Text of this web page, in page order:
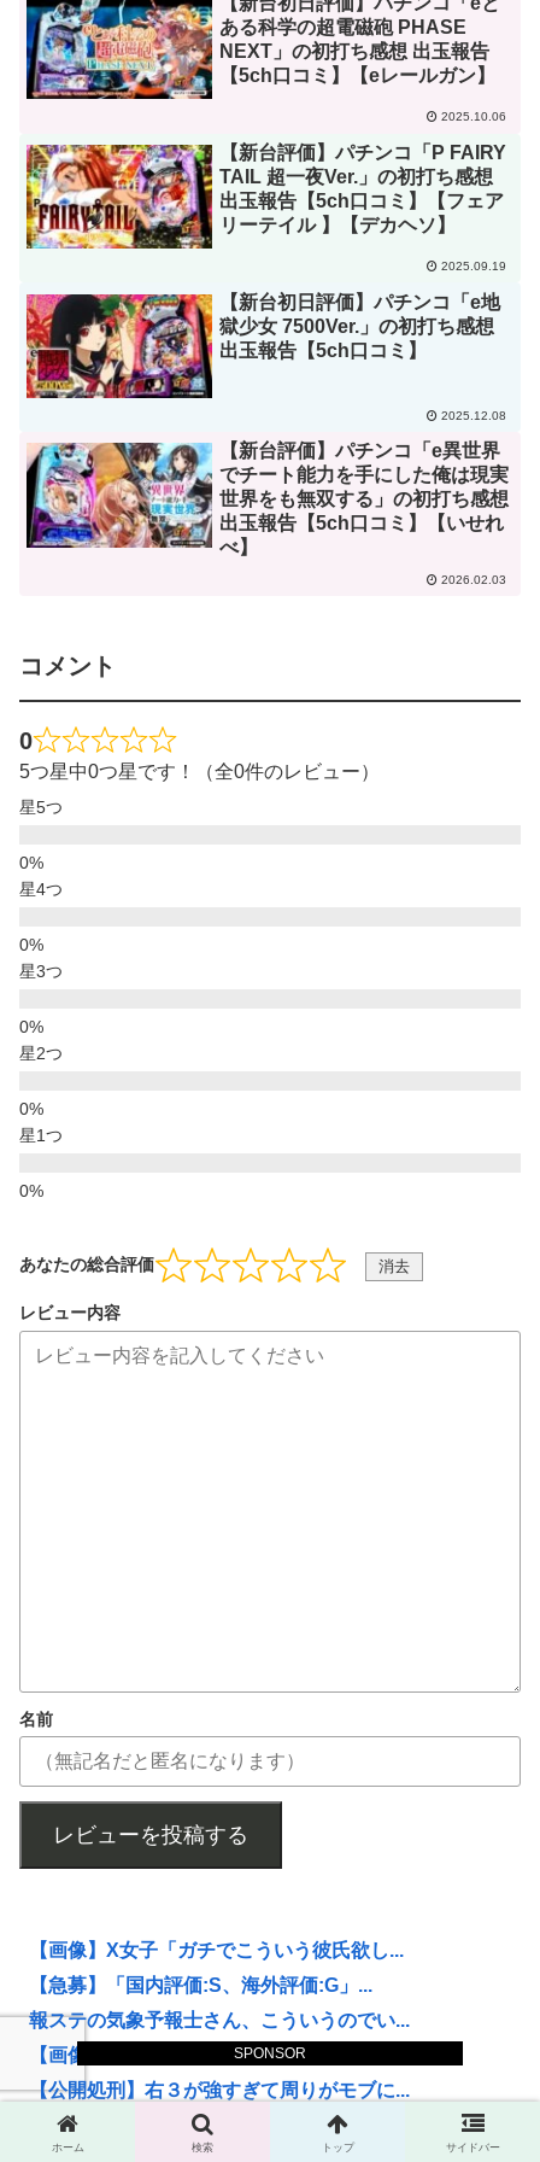
SPONSOR
ある科学の超電磁砲 PHASE
NEXT」の初打ち感想 出玉報告
【5ch口コミ】【eレールガン】
2025.10.06
【新台評価】パチンコ「P FAIRY
TAIL 超一夜Ver.」の初打ち感想
出玉報告【5ch口コミ】【フェア
リーテイル 】【デカヘソ】
2025.09.19
【新台初日評価】パチンコ「e地
獄少女 7500Ver.」の初打ち感想
出玉報告【5ch口コミ】
2025.12.08
【新台評価】パチンコ「e異世界
でチート能力を手にした俺は現実
世界をも無双する」の初打ち感想
出玉報告【5ch口コミ】【いせれ
べ】
2026.02.03
コメント
0
5つ星中0つ星です！（全0件のレビュー）
星5つ
星4つ
星3つ
星2つ
星1つ
あなたの総合評価 消去
レビュー内容
名前
レビューを投稿する
【画像】X女子「ガチでこういう彼氏欲し...
【急募】「国内評価:S、海外評価:G」...
報ステの気象予報士さん、こういうのでい...
【画像】スーパーで売ってるタコ焼き、日...
【公開処刑】右３が強すぎて周りがモブに...
【悲報】在庫が山程ある状態で新米の収穫...
ホーム 検索 トップ サイドバー